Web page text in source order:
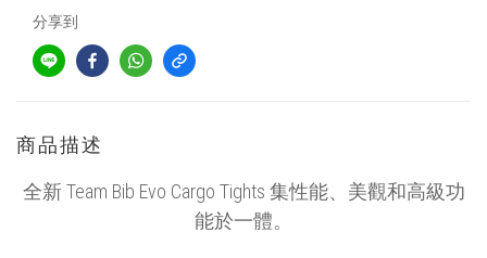
分享到
商品描述
全新 Team Bib Evo Cargo Tights 集性能、美觀和高級功
能於一體。